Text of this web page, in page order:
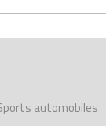
automobiles